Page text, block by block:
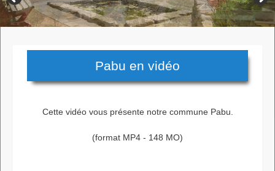
Pabu en vidéo
Cette vidéo vous présente notre commune Pabu.
(format MP4 - 148 MO)